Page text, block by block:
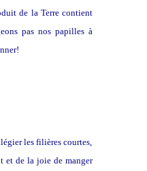
de la Terre contient
pas nos papilles à
les filières courtes,
et de la joie de manger